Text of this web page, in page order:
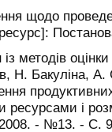
щодо
методів
Н. Бакуліна, А.
ресурсами і
- №13. - С.